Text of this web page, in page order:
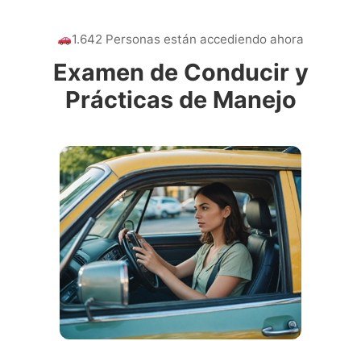
1.642 Personas están accediendo ahora
Examen de Conducir y
Prácticas de Manejo